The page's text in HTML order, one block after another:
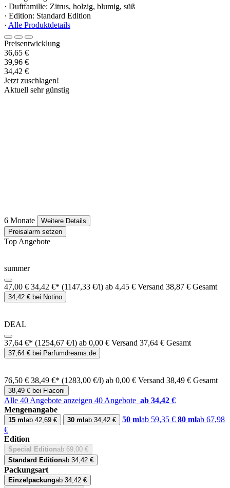
· Duftfamilie: Zitrus, holzig, blumig, süß
· Edition: Standard Edition
· Alle Produktdetails
Preisentwicklung
36,65 €
39,96 €
34,42 €
Jetzt zuschlagen!
Aktuell sehr günstig
6 Monate
Weitere Details
Preisalarm setzen
Top Angebote
summer
47,00 € 34,42 €* (1147,33 €/l) ab 4,45 € Versand 38,87 € Gesamt
34,42 € bei Notino
DEAL
37,64 €* (1254,67 €/l) ab 0,00 € Versand 37,64 € Gesamt
37,64 € bei Parfumdreams.de
76,50 € 38,49 €* (1283,00 €/l) ab 0,00 € Versand 38,49 € Gesamt
38,49 € bei Flaconi
Alle 40 Angebote anzeigen 40 Angebote ab 34,42 €
Mengenangabe
15 ml ab 42,69 € 30 ml ab 34,42 € 50 mlab 59,35 € 80 mlab 67,98
€
Edition
Special Editionab 69,00 €
Standard Editionab 34,42 €
Packungsart
Einzelpackungab 34,42 €